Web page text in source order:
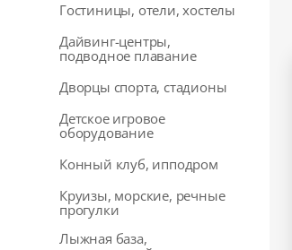
Гостиницы, отели, хостелы
Дайвинг-центры,
подводное плавание
Дворцы спорта, стадионы
Детское игровое
оборудование
Конный клуб, ипподром
Круизы, морские, речные
прогулки
Лыжная база,